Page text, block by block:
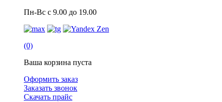
Пн-Вс с 9.00 до 19.00
(0)
Ваша корзина пуста
Оформить заказ
Заказать звонок
Скачать прайс